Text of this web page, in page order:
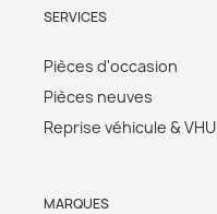
SERVICES
Pièces d'occasion
Pièces neuves
Reprise véhicule & VHU
MARQUES